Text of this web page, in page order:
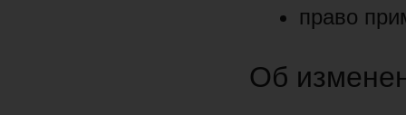
право
Об